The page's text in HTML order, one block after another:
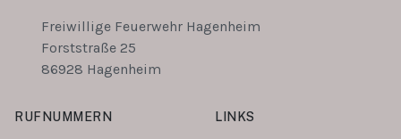
Freiwillige Feuerwehr Hagenheim
Forststraße 25
86928 Hagenheim
RUFNUMMERN LINKS